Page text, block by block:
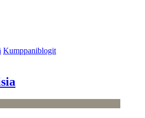
Kumppaniblogit